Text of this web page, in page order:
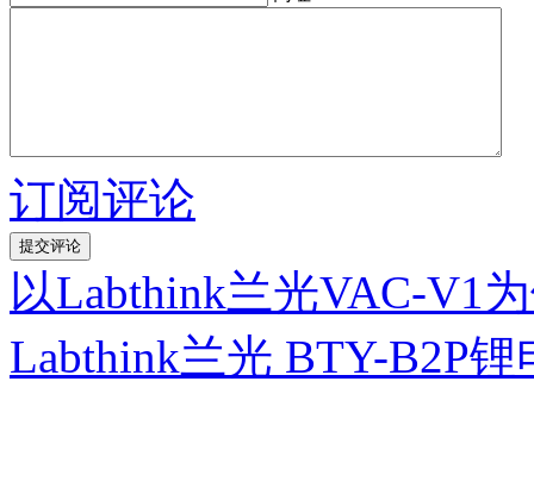
订阅评论
以Labthink兰光VAC-V1
Labthink兰光 BTY-B2P